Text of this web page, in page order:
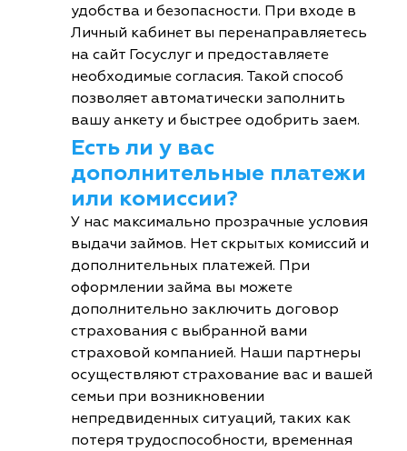
удобства и безопасности. При входе в
Личный кабинет вы перенаправляетесь
на сайт Госуслуг и предоставляете
необходимые согласия. Такой способ
позволяет автоматически заполнить
вашу анкету и быстрее одобрить заем.
Есть ли у вас
дополнительные платежи
или комиссии?
У нас максимально прозрачные условия
выдачи займов. Нет скрытых комиссий и
дополнительных платежей. При
оформлении займа вы можете
дополнительно заключить договор
страхования с выбранной вами
страховой компанией. Наши партнеры
осуществляют страхование вас и вашей
семьи при возникновении
непредвиденных ситуаций, таких как
потеря трудоспособности, временная